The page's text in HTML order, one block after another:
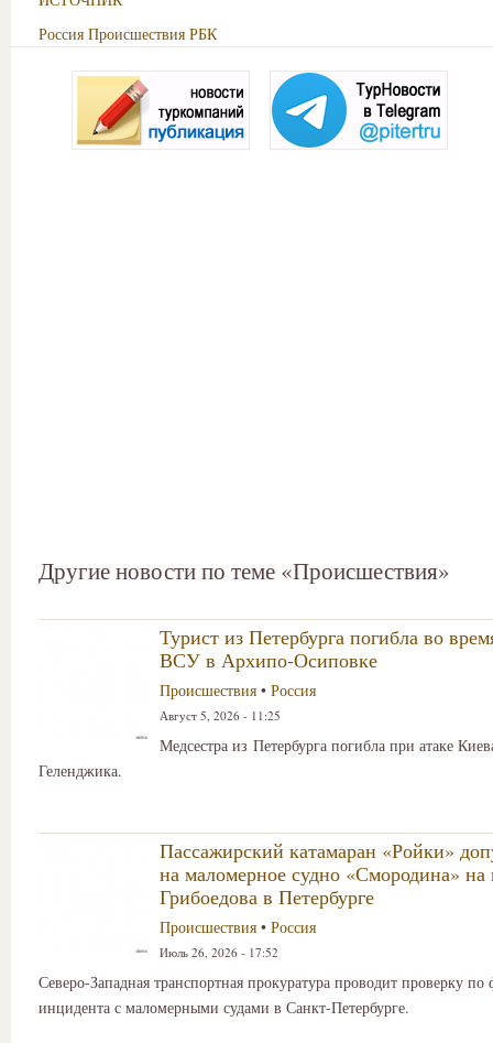
Россия Происшествия РБК
Другие новости по теме «Происшествия»
Турист из Петербурга погибла во
ВСУ в Архипо-Осиповке
Происшествия • Россия
Август 5, 2026 - 11:25
Медсестра из Петербурга погибла при атаке
Геленджика.
Пассажирский катамаран «Ройки»
на маломерное судно «Смородина» на
Грибоедова в Петербурге
Происшествия • Россия
Июль 26, 2026 - 17:52
Северо-Западная транспортная прокуратура проводит проверку по
инцидента с маломерными судами в Санкт-Петербурге.